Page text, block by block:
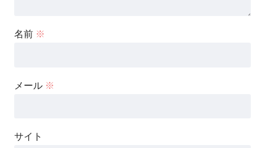
名前 ※
メール ※
サイト